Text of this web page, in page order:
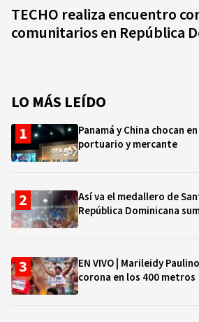
TECHO realiza encuentro
comunitarios en República
LO MÁS LEÍDO
Panamá y China chocan
portuario y mercante
Así va el medallero de
República Dominicana
EN VIVO | Marileidy
corona en los 400 metros